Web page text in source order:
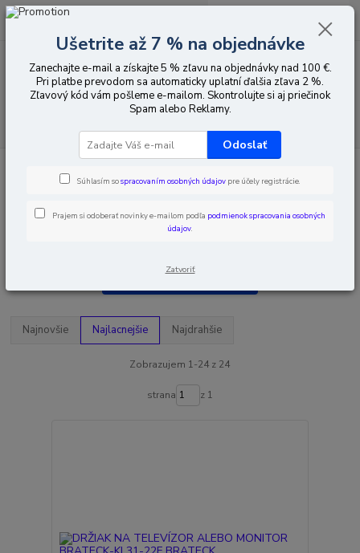
Menu
0,00 EUR
televízory a monitory s nosnosťou do 180 kg
Držiaky na televízory a monitory
s nosnosťou do 180 kg
Najnovšie Najlacnejšie Najdrahšie
Zobrazujem 1-24 z 24
strana z 1
Ušetrite až 7 % na objednávke
Zanechajte e-mail a získajte 5 % zľavu na objednávky nad 100 €.
Pri platbe prevodom sa automaticky uplatní ďalšia zľava 2 %.
Zľavový kód vám pošleme e-mailom. Skontrolujte si aj priečinok
Spam alebo Reklamy.
Odoslať
Súhlasím sospracovaním osobných údajov pre účely registrácie.
Prajem si odoberať novinky e-mailom podľa podmienok spracovania osobných
údajov.
Zatvoriť